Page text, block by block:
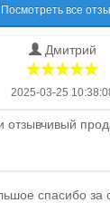
Посмотреть все
Дмитрий
2025-03-25
отзывчивый
спасибо за